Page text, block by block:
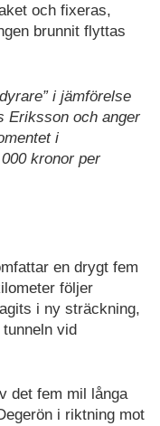
och fixeras,
brunnit flyttas
i jämförelse
Eriksson och anger
i
kronor per
en drygt fem
följer
i ny sträckning,
vid
det fem mil långa
i riktning mot